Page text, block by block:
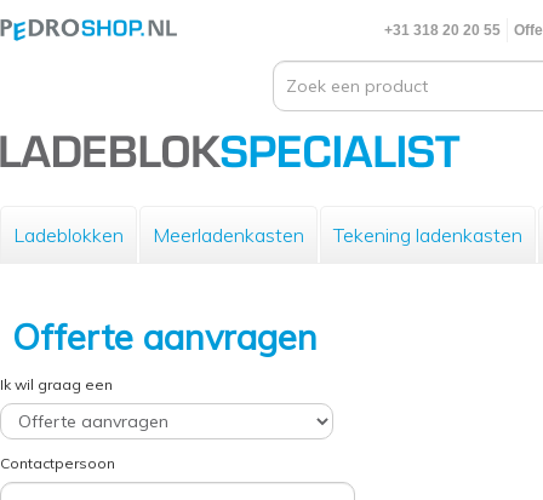
+31 318 20 20 55
Ladeblokken Meerladenkasten Tekening ladenkasten
Offerte aanvragen
Ik wil graag een
Contactpersoon